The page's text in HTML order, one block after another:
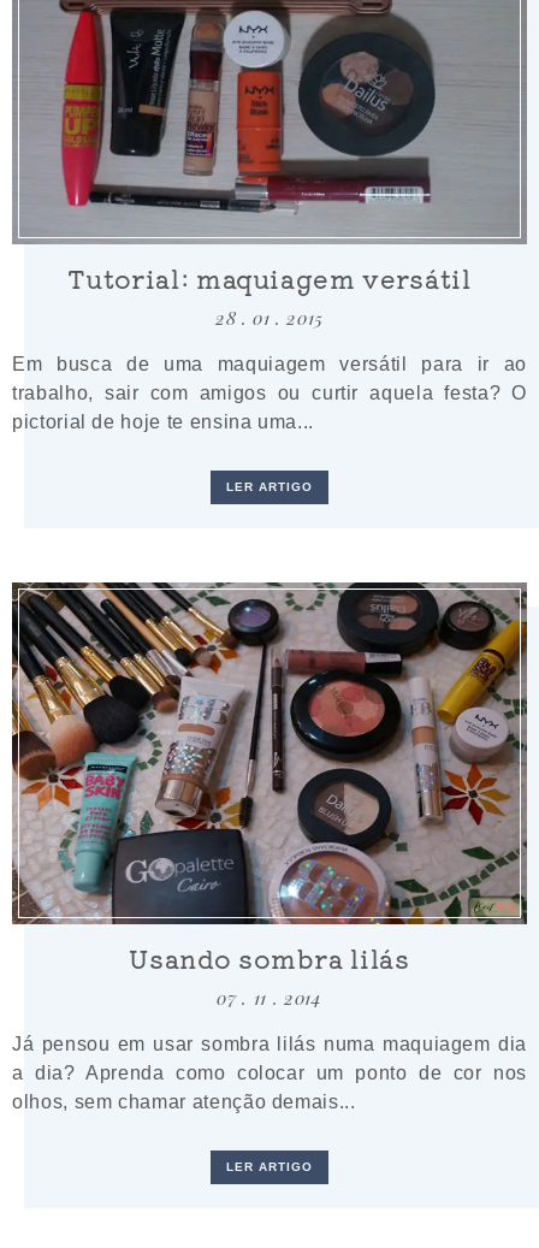
Tutorial: maquiagem versátil
28 . 01 . 2015
Em busca de uma maquiagem versátil para ir ao
trabalho, sair com amigos ou curtir aquela festa? O
pictorial de hoje te ensina uma...
LER ARTIGO
Usando sombra lilás
07 . 11 . 2014
Já pensou em usar sombra lilás numa maquiagem dia
a dia? Aprenda como colocar um ponto de cor nos
olhos, sem chamar atenção demais...
LER ARTIGO